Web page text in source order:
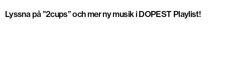
Lyssna på ”2cups” och mer ny musik i DOPEST Playlist!